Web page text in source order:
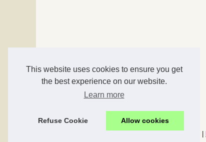
This website uses cookies to ensure you get
the best experience on our website.
Learn more
Refuse Cookie Allow cookies